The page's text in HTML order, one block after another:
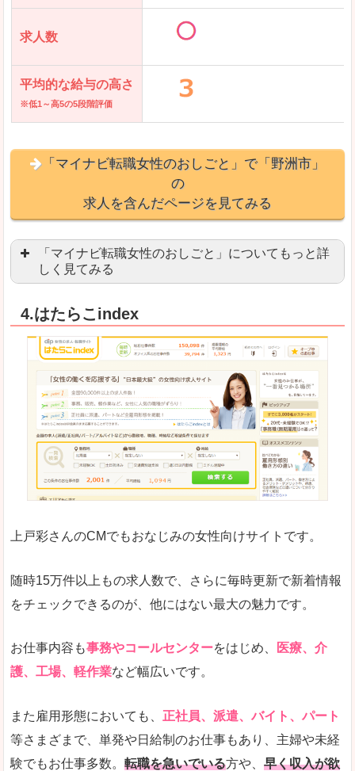
求人数
平均的な給与の高さ
※低1～高5の5段階評価
「マイナビ転職女性のおしごと」で「野洲市」
の
求人を含んだページを見てみる
「マイナビ転職女性のおしごと」についてもっと詳
しく見てみる
良いところ
「自分のペースで働きたい」「キャリアアップ」
はじめての転職についてのお役立ち情報が満載で
悪いところ
求人の掲載が少し見づらい印象があります。求人
給与が見た目ですぐにわからないことが多いです
詳しい説明 サイト内の検索の人気ワードで英語や中国語など
人気度 普通のマイナビの方を使っている方が多く、女
さまざまな検索機能が充実しており、条件面やこ
ただし、求人情報が少し見づらいです。
「マイナビ転職女性のおしごと」で「野洲市」
の
求人を含んだページを見てみる
4.はたらこindex
上戸彩さんのCMでもおなじみの女性向けサイトです。
随時15万件以上もの求人数で、さらに毎時更新で新着情報
をチェックできるのが、他にはない最大の魅力です。
お仕事内容も事務やコールセンターをはじめ、
医療、介
護、工場、軽作業など幅広いです。
また雇用形態においても、 正社員、派遣、バイト、パート
等さまざまで、単発や日給制のお仕事もあり、主婦や未経
験でもお仕事多数。 転職を急いでいる方や、 早く収入が欲